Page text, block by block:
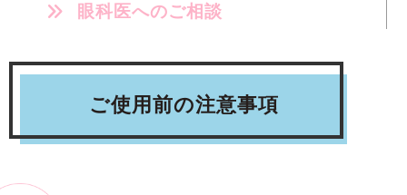
眼科医へのご相談
ご使用前の注意事項